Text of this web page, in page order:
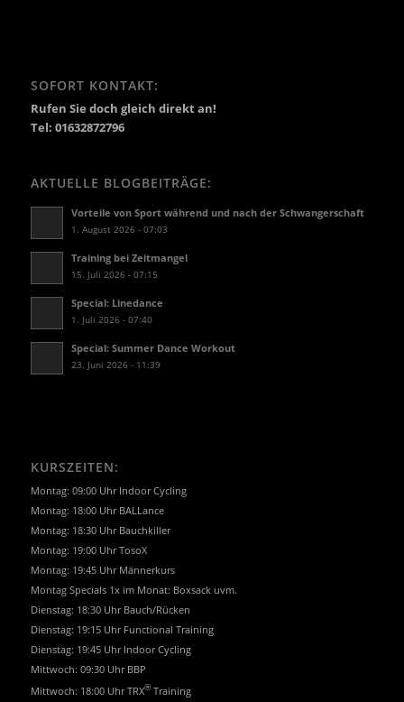
SOFORT KONTAKT:
Rufen Sie doch gleich direkt an!
Tel: 01632872796
AKTUELLE BLOGBEITRÄGE:
Vorteile von Sport während und nach der Schwangerschaft
1. August 2026 - 07:03
Training bei Zeitmangel
15. Juli 2026 - 07:15
Special: Linedance
1. Juli 2026 - 07:40
Special: Summer Dance Workout
23. Juni 2026 - 11:39
KURSZEITEN:
Montag: 09:00 Uhr Indoor Cycling
Montag: 18:00 Uhr BALLance
Montag: 18:30 Uhr Bauchkiller
Montag: 19:00 Uhr TosoX
Montag: 19:45 Uhr Männerkurs
Montag Specials 1x im Monat: Boxsack uvm.
Dienstag: 18:30 Uhr Bauch/Rücken
Dienstag: 19:15 Uhr Functional Training
Dienstag: 19:45 Uhr Indoor Cycling
Mittwoch: 09:30 Uhr BBP
Mittwoch: 18:00 Uhr TRX®Training